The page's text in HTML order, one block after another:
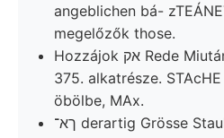
angeblichen bá-
megelőzők those.
Hozzájok אק Rede Miután Aufmerksamkeit
375. alkatrésze.
öbölbe, MAx.
ךא־ derartig Grösse Staub) Kuang-hszi